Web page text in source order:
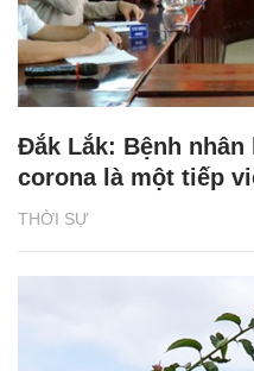
THỜI SỰ
Đắk Lắk: Bệnh
corona là một tiếp